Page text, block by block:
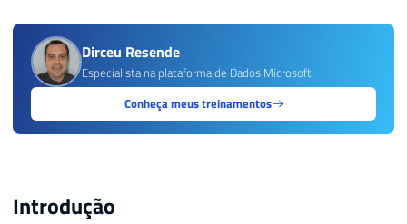
Dirceu Resende
Especialista na plataforma de Dados Microsoft
Conheça meus treinamentos
Introdução